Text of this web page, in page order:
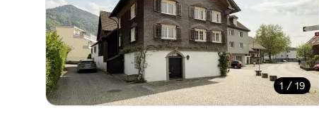
1 / 19